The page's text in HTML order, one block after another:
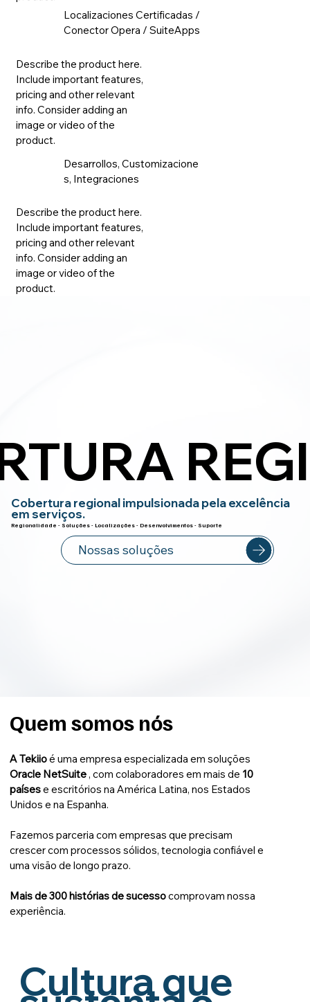
Desarrollos, Customizacione
s, Integraciones
Describe the product here.
Include important features,
pricing and other relevant
info. Consider adding an
image or video of the
product.
Localizaciones Certificadas /
Conector Opera / SuiteApps
Describe the product here.
Include important features,
pricing and other relevant
info. Consider adding an
image or video of the
product.
Cobertura regional impulsionada pela excelência
em serviços.
Regionalidade - Soluções - Localizações - Desenvolvimentos - Suporte
Nossas soluções
Quem somos nós
A Tekiioé uma empresa especializada em soluções
Oracle NetSuite , com colaboradores em mais de 10
paísese escritórios na América Latina, nos Estados
Unidos e na Espanha.
Fazemos parceria com empresas que precisam
crescer com processos sólidos, tecnologia confiável e
uma visão de longo prazo.
Mais de 300 histórias de sucessocomprovam nossa
experiência.
Cultura que